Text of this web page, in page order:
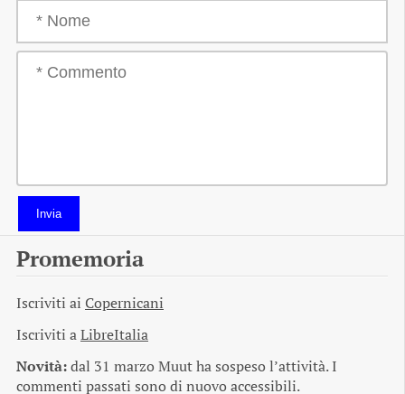
Invia
Promemoria
Iscriviti ai Copernicani
Iscriviti aLibreItalia
Novità:dal 31 marzo Muut ha sospeso l’attività. I
commenti passati sono di nuovo accessibili.